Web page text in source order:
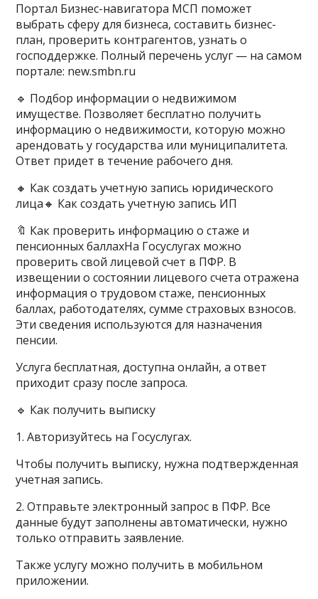
Портал Бизнес-навигатора МСП поможет
выбрать сферу для бизнеса, составить бизнес-
план, проверить контрагентов, узнать о
господдержке. Полный перечень услуг — на самом
портале: new.smbn.ru
🔹 Подбор информации о недвижимом
имуществе. Позволяет бесплатно получить
информацию о недвижимости, которую можно
арендовать у государства или муниципалитета.
Ответ придет в течение рабочего дня.
🔸 Как создать учетную запись юридического
лица🔸 Как создать учетную запись ИП
🔖 Как проверить информацию о стаже и
пенсионных баллахНа Госуслугах можно
проверить свой лицевой счет в ПФР. В
извещении о состоянии лицевого счета отражена
информация о трудовом стаже, пенсионных
баллах, работодателях, сумме страховых взносов.
Эти сведения используются для назначения
пенсии.
Услуга бесплатная, доступна онлайн, а ответ
приходит сразу после запроса.
🔹 Как получить выписку
1. Авторизуйтесь на Госуслугах.
Чтобы получить выписку, нужна подтвержденная
учетная запись.
2. Отправьте электронный запрос в ПФР. Все
данные будут заполнены автоматически, нужно
только отправить заявление.
Также услугу можно получить в мобильном
приложении.